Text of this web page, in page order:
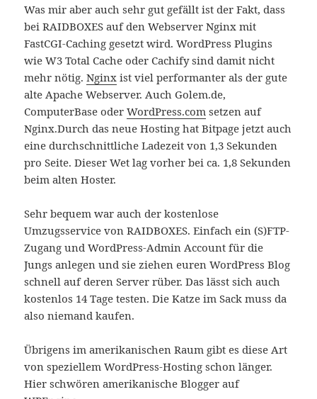
Was mir aber auch sehr gut gefällt ist der Fakt, dass
bei RAIDBOXES auf den Webserver Nginx mit
FastCGI-Caching gesetzt wird. WordPress Plugins
wie W3 Total Cache oder Cachify sind damit nicht
mehr nötig.Nginx ist viel performanter als der gute
alte Apache Webserver. Auch Golem.de,
ComputerBase oderWordPress.com setzen auf
Nginx.Durch das neue Hosting hat Bitpage jetzt auch
eine durchschnittliche Ladezeit von 1,3 Sekunden
pro Seite. Dieser Wet lag vorher bei ca. 1,8 Sekunden
beim alten Hoster.
Sehr bequem war auch der kostenlose
Umzugsservice von RAIDBOXES. Einfach ein (S)FTP-
Zugang und WordPress-Admin Account für die
Jungs anlegen und sie ziehen euren WordPress Blog
schnell auf deren Server rüber. Das lässt sich auch
kostenlos 14 Tage testen. Die Katze im Sack muss da
also niemand kaufen.
Übrigens im amerikanischen Raum gibt es diese Art
von speziellem WordPress-Hosting schon länger.
Hier schwören amerikanische Blogger auf